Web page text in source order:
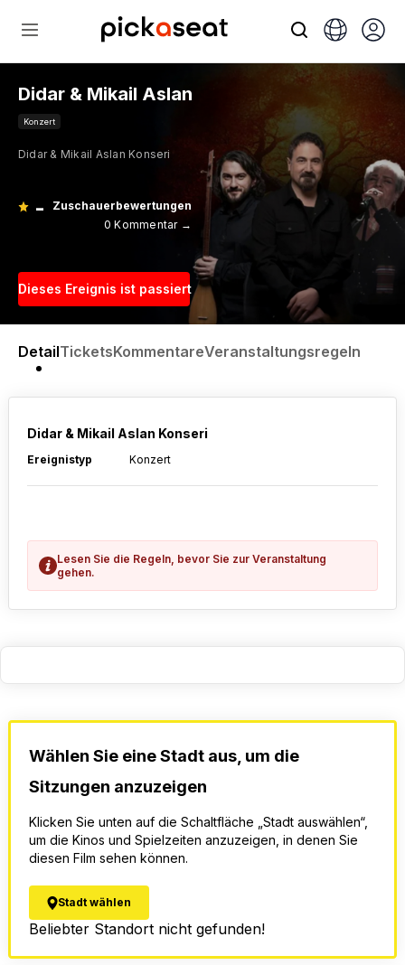
Didar & Mikail Aslan
Konzert
Didar & Mikail Aslan Konseri
-
Zuschauerbewertungen
0 Kommentar →
Dieses Ereignis ist passiert
DetailTicketsKommentareVeranstaltungsregeln
Didar & Mikail Aslan Konseri
Ereignistyp Konzert
Lesen Sie die Regeln, bevor Sie zur Veranstaltung
gehen.
Wählen Sie eine Stadt aus, um die
Sitzungen anzuzeigen
Klicken Sie unten auf die Schaltfläche „Stadt auswählen“,
um die Kinos und Spielzeiten anzuzeigen, in denen Sie
diesen Film sehen können.
Stadt wählen
Beliebter Standort nicht gefunden!